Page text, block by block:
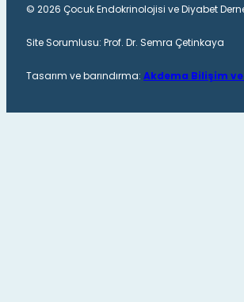
© 2026 Çocuk Endokrinolojisi ve Diyabet
Site Sorumlusu: Prof. Dr. Semra Çetinkaya
Tasarım ve barındırma: Akdema Bilişim ve